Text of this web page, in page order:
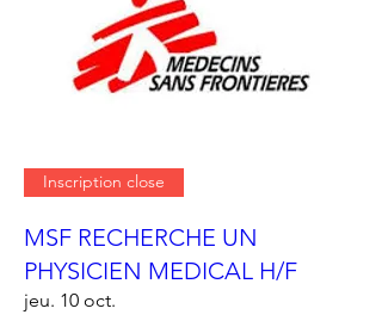
Inscription close
MSF RECHERCHE UN
PHYSICIEN MEDICAL H/F
jeu. 10 oct.